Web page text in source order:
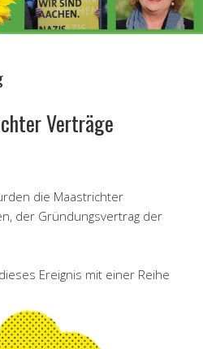
Verträge
die Maastrichter
der Gründungsvertrag der
Ereignis mit einer Reihe